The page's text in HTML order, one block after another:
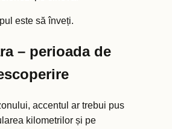
este să înveți.
– perioada de
accentul ar trebui pus
kilometrilor și pe